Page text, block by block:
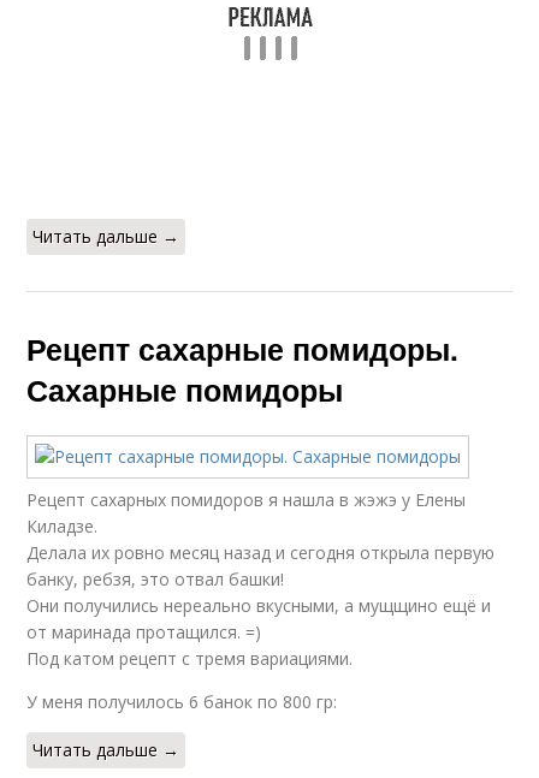
Читать дальше →
Рецепт сахарные помидоры.
Сахарные помидоры
Рецепт сахарных помидоров я нашла в жэжэ у Елены
Киладзе.
Делала их ровно месяц назад и сегодня открыла первую
банку, ребзя, это отвал башки!
Они получились нереально вкусными, а мущщино ещё и
от маринада протащился. =)
Под катом рецепт с тремя вариациями.
У меня получилось 6 банок по 800 гр:
Читать дальше →